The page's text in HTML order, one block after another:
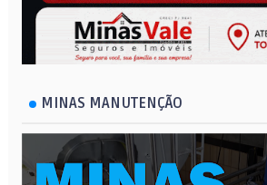
MINAS MANUTENÇÃO